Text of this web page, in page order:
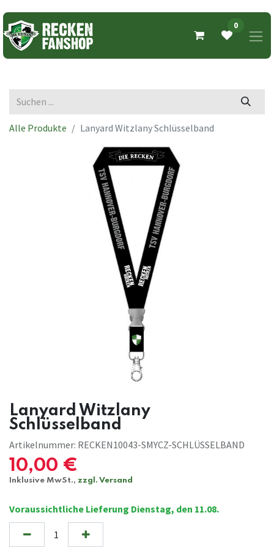
0
Alle Produkte Lanyard Witzlany Schlüsselband
Lanyard Witzlany
Schlüsselband
Artikelnummer: RECKEN10043-SMYCZ-SCHLÜSSELBAND
10,00 €
Inklusive MwSt., zzgl. Versand
Voraussichtliche Lieferung Dienstag, den 11.08.